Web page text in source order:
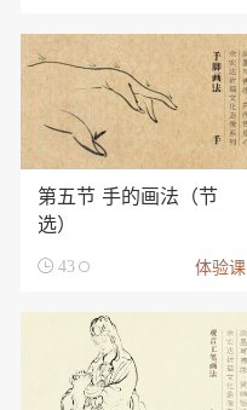
第五节 手的画法（节
选）
 43 体验课